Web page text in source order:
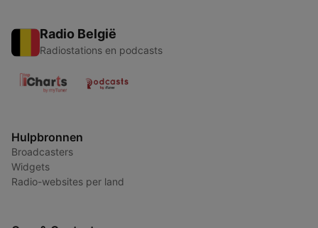
Radio België
Radiostations en podcasts
Hulpbronnen
Broadcasters
Widgets
Radio-websites per land